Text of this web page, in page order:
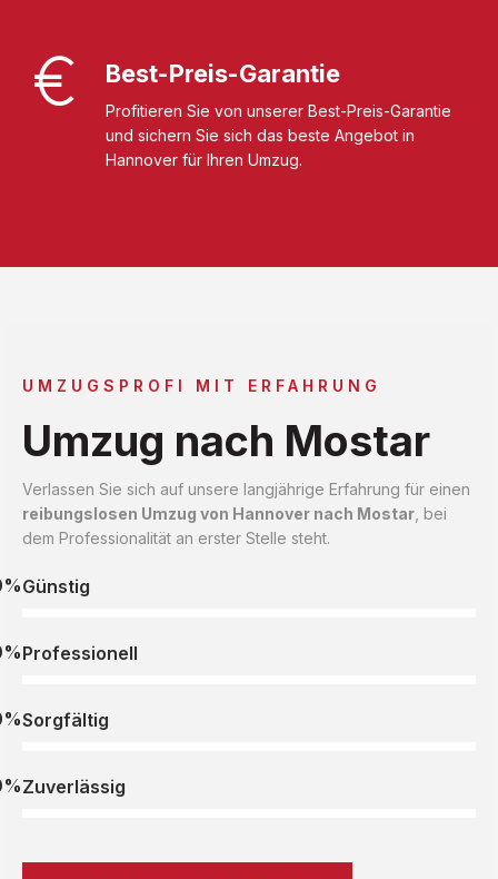
Best-Preis-Garantie
Profitieren Sie von unserer Best-Preis-Garantie
und sichern Sie sich das beste Angebot in
Hannover für Ihren Umzug.
UMZUGSPROFI MIT ERFAHRUNG
Umzug nach Mostar
Verlassen Sie sich auf unsere langjährige Erfahrung für einen
reibungslosen Umzug von Hannover nach Mostar , bei
dem Professionalität an erster Stelle steht.
Günstig
Professionell
Sorgfältig
Zuverlässig